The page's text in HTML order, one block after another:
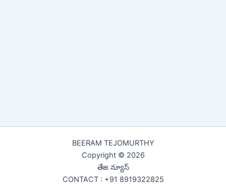
BEERAM TEJOMURTHY
Copyright © 2026
తేజ న్యూస్
CONTACT : +91 8919322825